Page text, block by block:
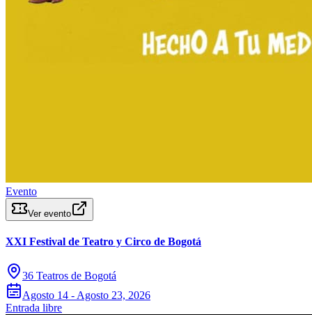
Evento
Ver evento
XXI Festival de Teatro y Circo de Bogotá
36 Teatros de Bogotá
Agosto 14 - Agosto 23, 2026
Entrada libre